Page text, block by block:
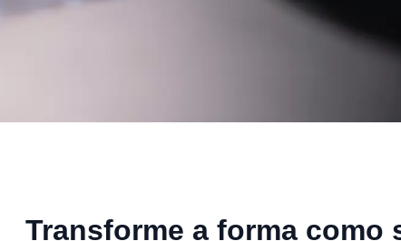
Transforme a forma como